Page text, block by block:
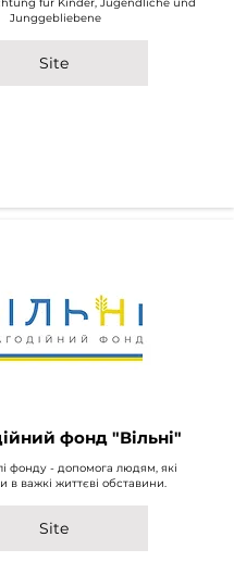
Junggebliebene
Site
фонд "Вільні"
фонду - допомога людям, які
в важкі життєві обставини.
Site